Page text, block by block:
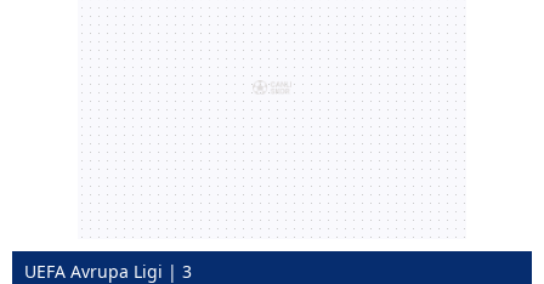
UEFA Avrupa Ligi | 3